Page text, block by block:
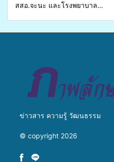
สสอ.จะนะ และโรงพยาบาล
ข่าวสาร ความรู้ วัฒนธรรม
© copyright 2026